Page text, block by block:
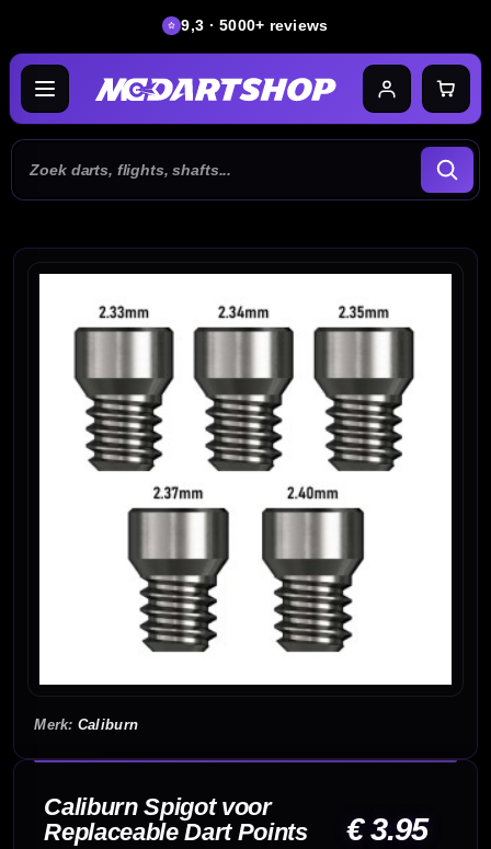
9,3 · 5000+ reviews
Caliburn
Caliburn Spigot voor
Replaceable Dart Points
€ 3.95